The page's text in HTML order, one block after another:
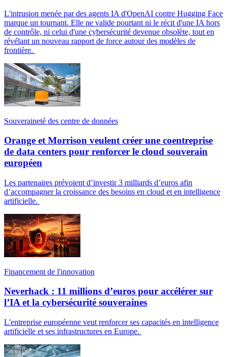
L'intrusion menée par des agents IA d'OpenAI contre Hugging Face
marque un tournant. Elle ne valide pourtant ni le récit d'une IA hors
de contrôle, ni celui d'une cybersécurité devenue obsolète, tout en
révélant un nouveau rapport de force autour des modèles de
frontière.
Souveraineté des centre de données
Orange et Morrison veulent créer une coentreprise
de data centers pour renforcer le cloud souverain
européen
Les partenaires prévoient d’investir 3 milliards d’euros afin
d’accompagner la croissance des besoins en cloud et en intelligence
artificielle.
Financement de l'innovation
Neverhack : 11 millions d’euros pour accélérer sur
l’IA et la cybersécurité souveraines
L'entreprise européenne veut renforcer ses capacités en intelligence
artificielle et ses infrastructures en Europe.